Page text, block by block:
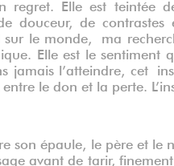
regret. Elle est teintée
douceur, de
sur le monde, ma
Elle est le sentiment
jamais l’atteindre, cet
entre le don et la perte.
son épaule, le père et le
avant de tarir,